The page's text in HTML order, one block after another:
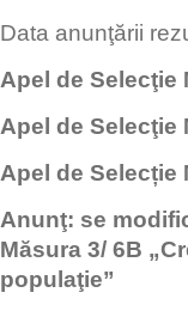
Data anunţării
Apel de Selecţie
Apel de Selecţie
Apel de Selecție
Anunţ: se
Măsura 3/ 6B
populaţie”